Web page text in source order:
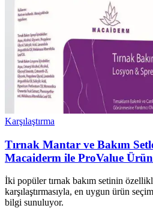
Karşılaştırma
Tırnak Mantar ve Bakım
Macaiderm ile ProValue
İki popüler tırnak bakım setinin
karşılaştırmasıyla, en uygun ürün
bilgi sunuluyor.